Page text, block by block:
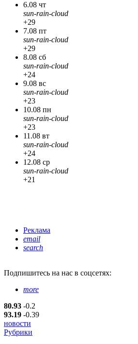
6.08 чт
sun-rain-cloud
+29
7.08 пт
sun-rain-cloud
+29
8.08 сб
sun-rain-cloud
+24
9.08 вс
sun-rain-cloud
+23
10.08 пн
sun-rain-cloud
+23
11.08 вт
sun-rain-cloud
+24
12.08 ср
sun-rain-cloud
+21
Реклама
email
search
Подпишитесь на нас в соцсетях:
more
80.93 -0.2
93.19 -0.39
новости
Рубрики